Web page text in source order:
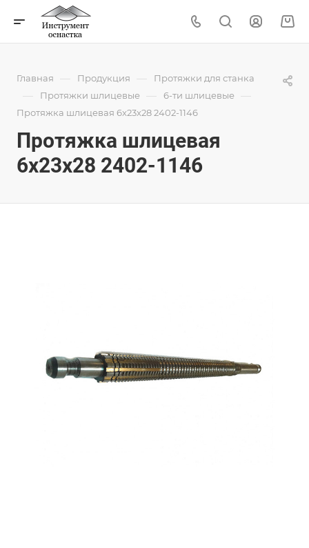
Главная — Продукция — Протяжки для станка
— Протяжки шлицевые — 6-ти шлицевые —
Протяжка шлицевая 6x23x28 2402-1146
Протяжка шлицевая
6x23x28 2402-1146